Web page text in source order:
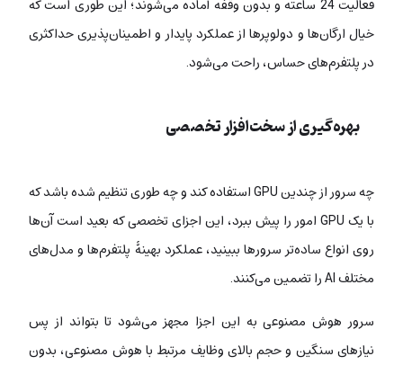
فعالیت 24 ساعته و بدون وقفه آماده می‌شوند؛ این طوری است که
خیال ارگان‌ها و دولوپرها از عملکرد پایدار و اطمینان‌پذیری حداکثری
در پلتفرم‌های حساس، راحت می‌شود.
بهره‌گیری از سخت‌افزار تخصصی
چه سرور از چندین GPU استفاده کند و چه طوری تنظیم شده باشد که
با یک GPU امور را پیش ببرد، این اجزای تخصصی که بعید است آن‌ها
روی انواع ساده‌تر سرورها ببینید، عملکرد بهینۀ پلتفرم‌ها و مدل‌های
مختلف AI را تضمین می‌کنند.
سرور هوش مصنوعی به این اجزا مجهز می‌شود تا بتواند از پس
نیازهای سنگین و حجم بالای وظایف مرتبط با هوش مصنوعی، بدون